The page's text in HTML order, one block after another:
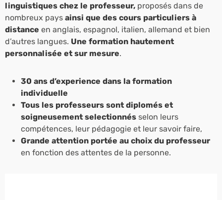
linguistiques chez le professeur, proposés dans de
nombreux pays ainsi que des cours particuliers à
distance en anglais, espagnol, italien, allemand et bien
d’autres langues. Une formation hautement
personnalisée et sur mesure.
30 ans d’experience dans la formation
individuelle
Tous les professeurs sont diplomés et
soigneusement selectionnés selon leurs
compétences, leur pédagogie et leur savoir faire,
Grande attention portée au choix du professeur
en fonction des attentes de la personne.